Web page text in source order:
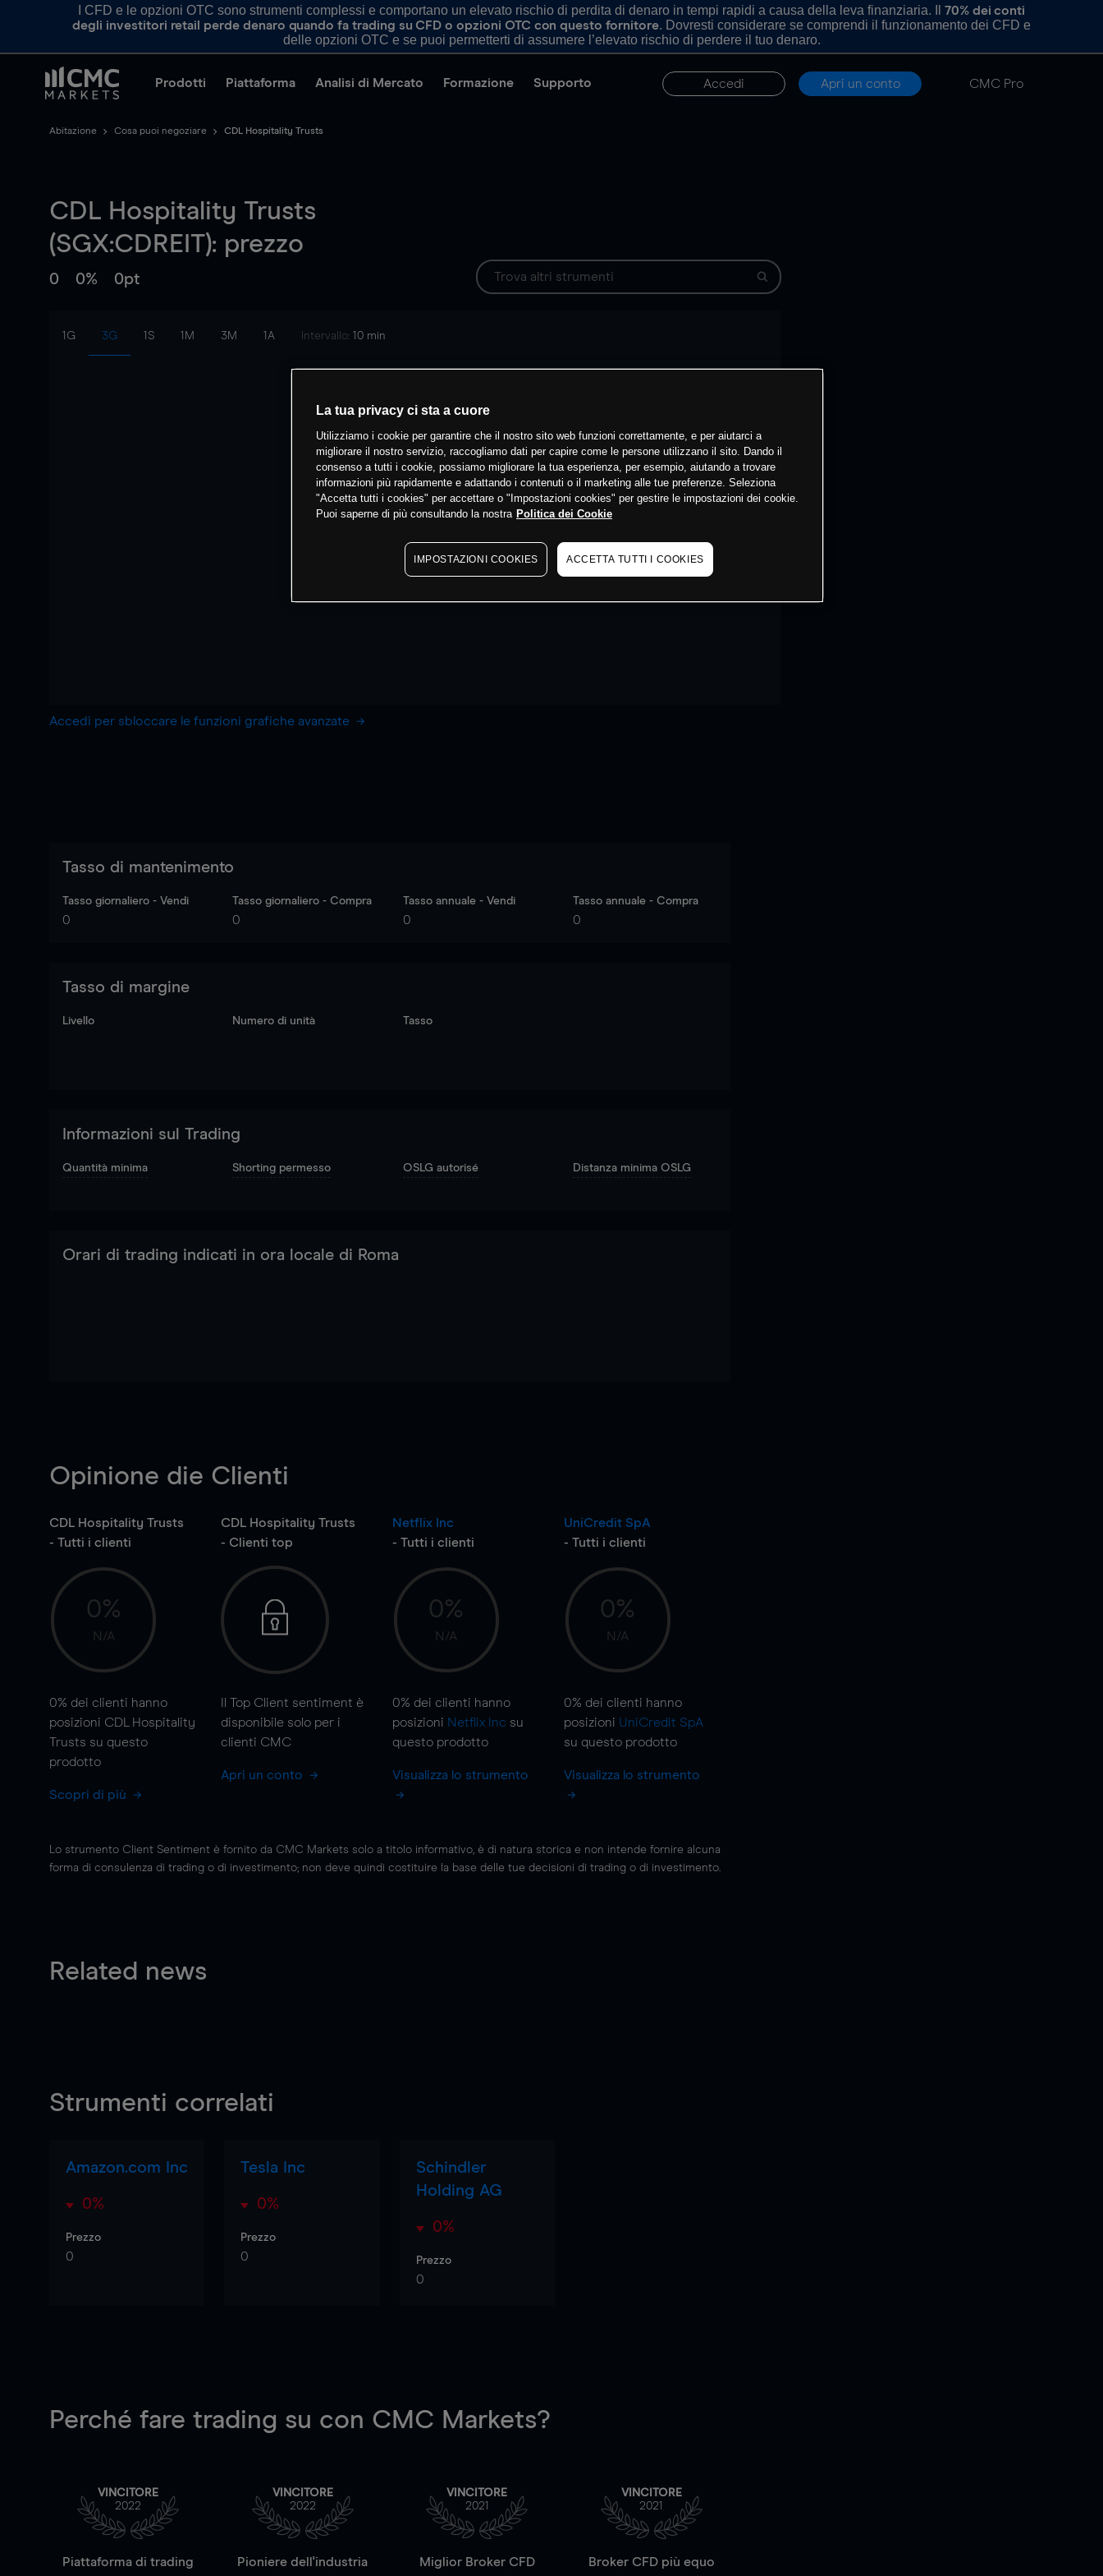
I CFD e le opzioni OTC sono strumenti complessi e comportano un elevato rischio di perdita di denaro in tempi rapidi a causa della leva finanziaria. Il 70% dei conti
degli investitori retail perde denaro quando fa trading su CFD o opzioni OTC con questo fornitore. Dovresti considerare se comprendi il funzionamento dei CFD e
delle opzioni OTC e se puoi permetterti di assumere l’elevato rischio di perdere il tuo denaro.
Prodotti Piattaforma Analisi di Mercato Formazione Supporto Accedi Apri un conto CMC Pro
Abitazione Cosa puoi negoziare CDL Hospitality Trusts
CDL Hospitality Trusts
(SGX:CDREIT): prezzo
0 0% 0pt
1G 3G 1S 1M 3M 1A Intervallo: 10 min
Accedi per sbloccare le funzioni grafiche avanzate
Tasso di mantenimento
Tasso giornaliero - Vendi
0
Tasso giornaliero - Compra
0
Tasso annuale - Vendi
0
Tasso annuale - Compra
0
Tasso di margine
Livello Numero di unità Tasso
Informazioni sul Trading
Quantità minima Shorting permesso OSLG autorisé Distanza minima OSLG
Orari di trading indicati in ora locale di Roma
Opinione die Clienti
CDL Hospitality Trusts
- Tutti i clienti
0%
N/A
0% dei clienti hanno
posizioni CDL Hospitality
Trusts su questo
prodotto
Scopri di più
CDL Hospitality Trusts
- Clienti top
Il Top Client sentiment è
disponibile solo per i
clienti CMC
Apri un conto
Netflix Inc
- Tutti i clienti
0%
N/A
0% dei clienti hanno
posizioni Netflix Inc su
questo prodotto
Visualizza lo strumento
UniCredit SpA
- Tutti i clienti
0%
N/A
0% dei clienti hanno
posizioni UniCredit SpA
su questo prodotto
Visualizza lo strumento
Lo strumento Client Sentiment è fornito da CMC Markets solo a titolo informativo, è di natura storica e non intende fornire alcuna
forma di consulenza di trading o di investimento; non deve quindi costituire la base delle tue decisioni di trading o di investimento.
Related news
Strumenti correlati
Amazon.com Inc
0%
Prezzo
0
Tesla Inc
0%
Prezzo
0
Schindler
Holding AG
0%
Prezzo
0
Perché fare trading su con CMC Markets?
VINCITORE
2022
Piattaforma di trading
VINCITORE
2022
Pioniere dell'industria
VINCITORE
2021
Miglior Broker CFD
VINCITORE
2021
Broker CFD più equo
La tua privacy ci sta a cuore
Utilizziamo i cookie per garantire che il nostro sito web funzioni correttamente, e per aiutarci a
migliorare il nostro servizio, raccogliamo dati per capire come le persone utilizzano il sito. Dando il
consenso a tutti i cookie, possiamo migliorare la tua esperienza, per esempio, aiutando a trovare
informazioni più rapidamente e adattando i contenuti o il marketing alle tue preferenze. Seleziona
"Accetta tutti i cookies" per accettare o "Impostazioni cookies" per gestire le impostazioni dei cookie.
Puoi saperne di più consultando la nostra Politica dei Cookie
IMPOSTAZIONI COOKIES ACCETTA TUTTI I COOKIES